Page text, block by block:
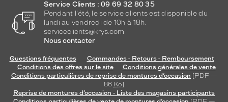
Service Clients : 09 69 32 80 35
Pendant l'été, le service clients est disponible du
lundi au vendredi de 10h à 18h.
serviceclients@krys.com
Nous contacter
Questions fréquentes
Commandes - Retours - Remboursement
Conditions des offres sur le site
Conditions générales de vente
Conditions particulières de reprise de montures d’occasion [PDF —
86 Ko]
Reprise de montures d’occasion - Liste des magasins participants